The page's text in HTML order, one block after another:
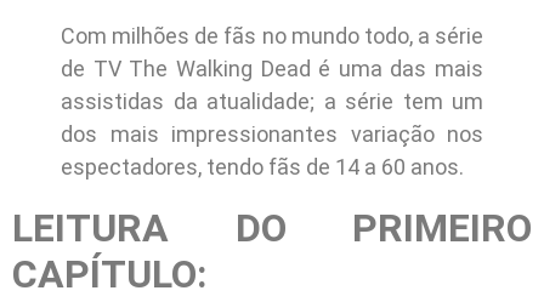
Com milhões de fãs no mundo todo, a série
de TV The Walking Dead é uma das mais
assistidas da atualidade; a série tem um
dos mais impressionantes variação nos
espectadores, tendo fãs de 14 a 60 anos.
LEITURA DO PRIMEIRO
CAPÍTULO: